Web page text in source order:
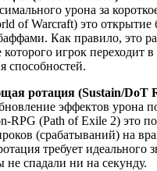
урона за
of Warcraft) это открытие
Как правило, это
которого игрок переходит
способностей.
ротация (Sustain/DoT
эффектов урона
RPG (Path of Exile 2) это
(срабатываний) на
требует идеального
спадали ни на секунду.